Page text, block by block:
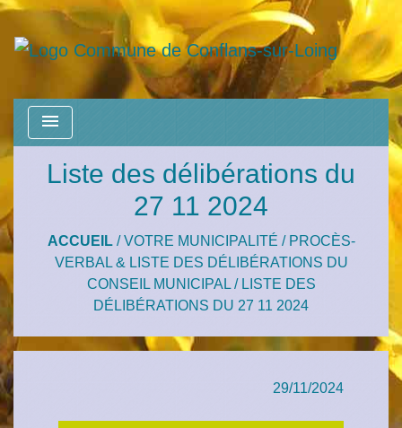
menu
Liste des délibérations du
27 11 2024
ACCUEIL/VOTRE MUNICIPALITÉ / PROCÈS-
VERBAL & LISTE DES DÉLIBÉRATIONS DU
CONSEIL MUNICIPAL/ LISTE DES
DÉLIBÉRATIONS DU 27 11 2024
29/11/2024